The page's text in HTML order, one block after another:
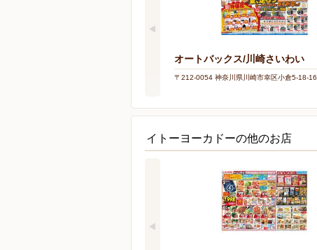
オートバックス/川崎さいわい
〒212-0054 神奈川県川崎市幸区小倉5-18-16
イトーヨーカドーの他のお店